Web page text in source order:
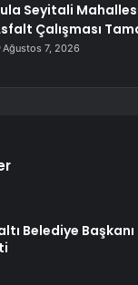
Seyitali
Çalışması
Ağustos 7, 2026
Belediye